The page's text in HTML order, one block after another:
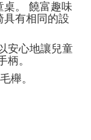
桌。 饒富趣味
具有相同的設
安心地讓兒童
柄。
櫸。